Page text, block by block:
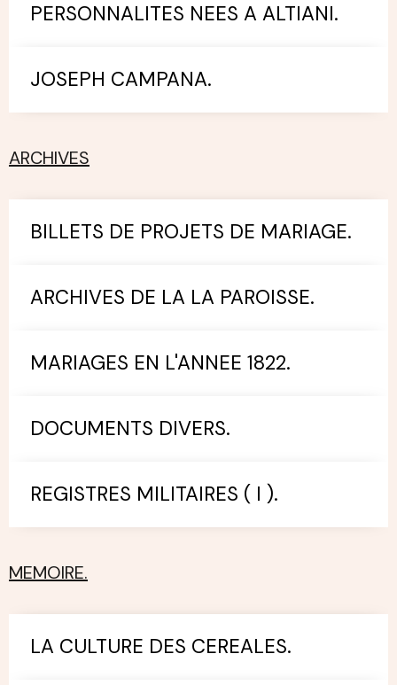
PERSONNALITES NEES A ALTIANI.
JOSEPH CAMPANA.
ARCHIVES
BILLETS DE PROJETS DE MARIAGE.
ARCHIVES DE LA LA PAROISSE.
MARIAGES EN L'ANNEE 1822.
DOCUMENTS DIVERS.
REGISTRES MILITAIRES ( I ).
MEMOIRE.
LA CULTURE DES CEREALES.